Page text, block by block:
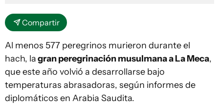
Compartir
Al menos 577 peregrinos murieron durante el
hach, lagran peregrinación musulmana a La Meca,
que este año volvió a desarrollarse bajo
temperaturas abrasadoras, según informes de
diplomáticos en Arabia Saudita.